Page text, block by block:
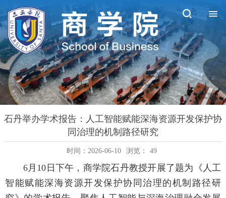
石丹举办学术报告：人工智能赋能深海资源开发保护协
同治理的机制路径研究
时间：2026-06-10 浏览： 49
6月10日下午，商学院石丹教授开展了题为《人工
智能赋能深海资源开发保护协同治理的机制路径研